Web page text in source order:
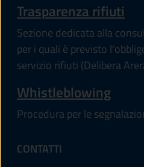
Trasparenza rifiuti
Sezione dedicata alla
per i quali è previsto
servizio rifiuti (Delibera
Whistleblowing
Procedura per le
CONTATTI